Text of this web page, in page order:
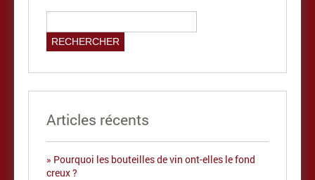
Articles récents
Pourquoi les bouteilles de vin ont-elles le fond
creux ?